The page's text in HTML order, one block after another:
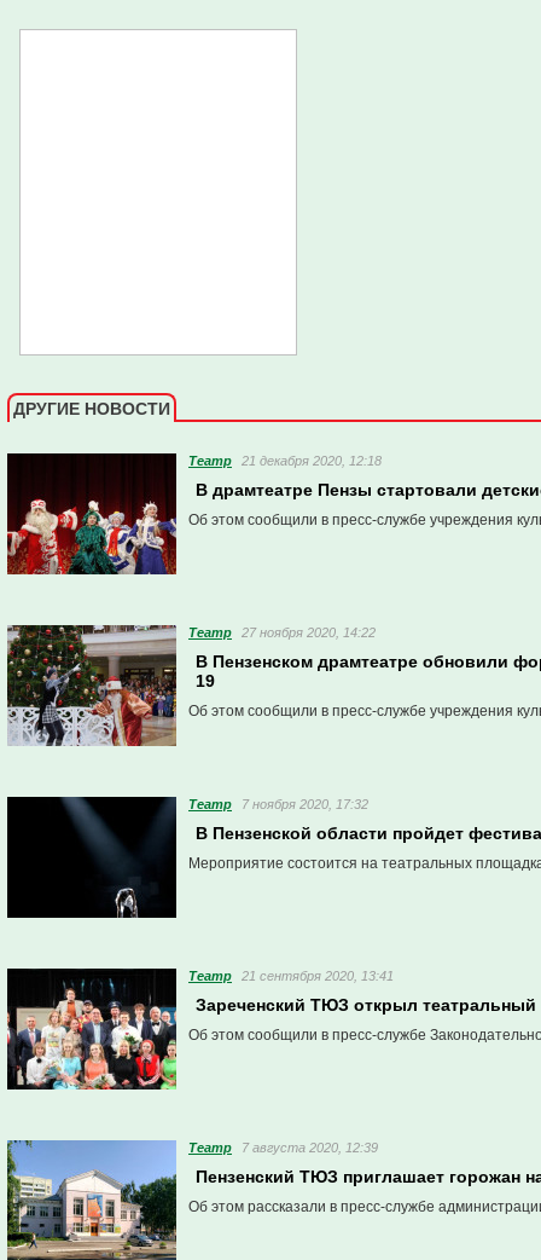
ДРУГИЕ НОВОСТИ
Театр 21 декабря 2020, 12:18
В драмтеатре Пензы стартовали
Об этом сообщили в пресс-службе учреждения
Театр 27 ноября 2020, 14:22
В Пензенском драмтеатре обновили
19
Об этом сообщили в пресс-службе учреждения
Театр 7 ноября 2020, 17:32
В Пензенской области пройдет
Мероприятие состоится на театральных
Театр 21 сентября 2020, 13:41
Зареченский ТЮЗ открыл театральный
Об этом сообщили в пресс-службе
Театр 7 августа 2020, 12:39
Пензенский ТЮЗ приглашает горожан
Об этом рассказали в пресс-службе